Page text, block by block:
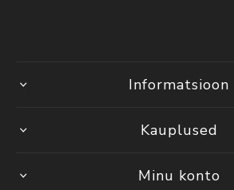
Informatsioon
Kauplused
Minu konto